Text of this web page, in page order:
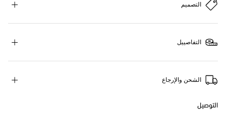
التصميم
التفاصييل
الشحن والإرجاع
التوصيل